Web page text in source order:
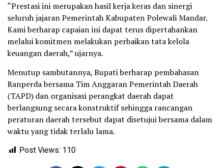
“Prestasi ini merupakan hasil kerja keras dan sinergi
seluruh jajaran Pemerintah Kabupaten Polewali Mandar.
Kami berharap capaian ini dapat terus dipertahankan
melalui komitmen melakukan perbaikan tata kelola
keuangan daerah,” ujarnya.
Menutup sambutannya, Bupati berharap pembahasan
Ranperda bersama Tim Anggaran Pemerintah Daerah
(TAPD) dan organisasi perangkat daerah dapat
berlangsung secara konstruktif sehingga rancangan
peraturan daerah tersebut dapat disetujui bersama dalam
waktu yang tidak terlalu lama.
Post Views: 110